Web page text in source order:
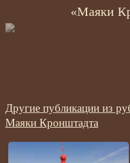
«Маяки
Другие публикации из
Маяки Кронштадта